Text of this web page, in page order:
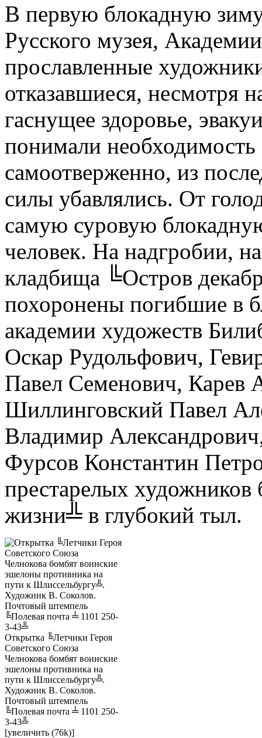
В первую блокадную
Русского музея,
прославленные
отказавшиеся, несмотря
гаснущее здоровье,
понимали
самоотверженно, из
силы убавлялись. От
самую суровую
человек. На надгробии,
кладбища ╚Остров
похоронены погибшие в
академии художеств
Оскар Рудольфович,
Павел Семенович, Карев
Шиллинговский Павел
Владимир
Фурсов Константин
престарелых
жизни╩ в глубокий тыл.
Открытка ╚Летчики Героя
Советского Союза
Челнокова бомбят воинские
эшелоны противника на
пути к Шлиссельбургу╩.
Художник В. Соколов.
Почтовый штемпель
╚Полевая почта ╧ 1101 250-
3-43╩
[увеличить (76k)]